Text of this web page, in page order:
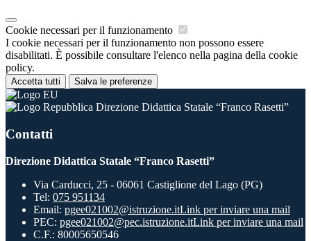
Cookie necessari per il funzionamento
I cookie necessari per il funzionamento non possono essere
disabilitati. È possibile consultare l'elenco nella pagina della cookie
policy.
Accetta tutti Salva le preferenze
Direzione Didattica Statale “Franco Rasetti”
Contatti
Direzione Didattica Statale “Franco Rasetti”
Via Carducci, 25 - 06061 Castiglione del Lago (PG)
Tel: 075 951134
Email: pgee021002@istruzione.itLink per inviare una mail
PEC: pgee021002@pec.istruzione.itLink per inviare una mail
C.F.: 80005650546